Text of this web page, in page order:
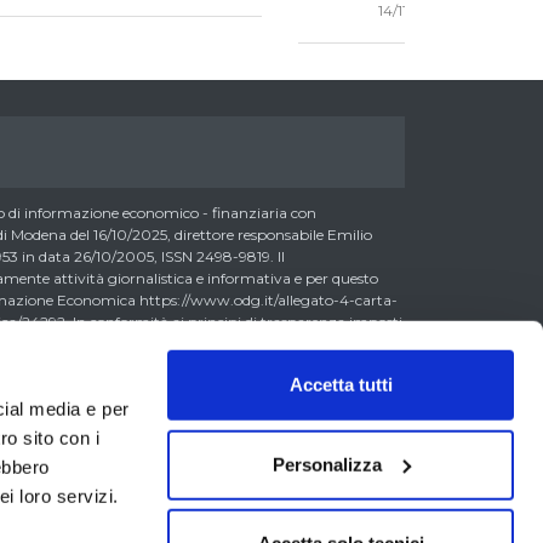
media e per
sito con i
loro servizi.
Accetta tutti
Personalizza
14/11/2022 09:46
informazione economico - finanziaria con
del 16/10/2025, direttore responsabile Emilio
in data 26/10/2005, ISSN 2498-9819. Il
attività giornalistica e informativa e per questo
Economica https://www.odg.it/allegato-4-carta-
24292. In conformità ai principi di trasparenza imposti
detenere, sebbene in percentuali minime tipiche di
del capitale, gli strumenti finanziari oggetto dei loro
di interesse con i lettori stessi. L’accesso al presente
delle presenti informazioni legali, dei Termini
Metodo, della Carta dei Doveri dell’Informazione
di Vendita laddove applicabili. Il materiale
titolo esemplificativo, dati di mercato, informazioni,